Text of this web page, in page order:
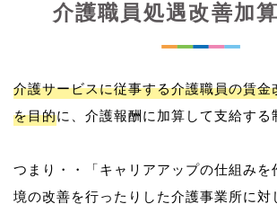
介護職員処遇改善加
介護サービスに従事する介護職員の賃金
を目的に、介護報酬に加算して支給する
つまり・・「キャリアアップの仕組みを
境の改善を行ったりした介護事業所に対